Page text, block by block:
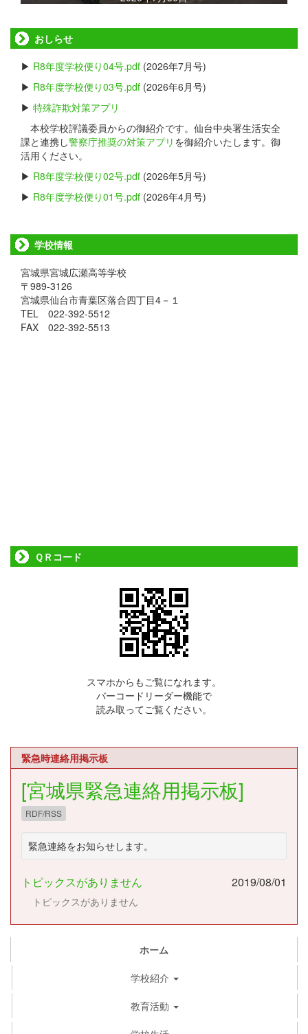
おしらせ
▶ R8年度学校便り04号.pdf (2026年7月号)
▶ R8年度学校便り03号.pdf (2026年6月号)
▶ 特殊詐欺対策アプリ
本校学校評議委員からの御紹介です。仙台中央署生活安全
課と連携し警察庁推奨の対策アプリ を御紹介いたします。御
活用ください。
▶ R8年度学校便り02号.pdf (2026年5月号)
▶ R8年度学校便り01号.pdf (2026年4月号)
学校情報
宮城県宮城広瀬高等学校
〒989-3126
宮城県仙台市青葉区落合四丁目4－１
TEL 022-392-5512
FAX 022-392-5513
ＱＲコード
スマホからもご覧になれます。
バーコードリーダー機能で
読み取ってご覧ください。
緊急時連絡用掲示板
[宮城県緊急連絡用掲示板]
RDF/RSS
緊急連絡をお知らせします。
トピックスがありません 2019/08/01
トピックスがありません
ホーム
学校紹介
教育活動